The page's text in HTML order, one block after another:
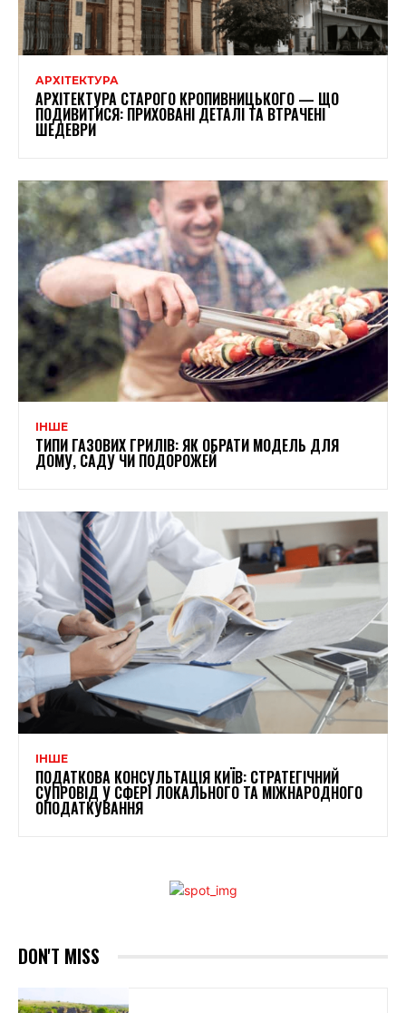
АРХІТЕКТУРА
АРХІТЕКТУРА СТАРОГО КРОПИВНИЦЬКОГО — ЩО
ПОДИВИТИСЯ: ПРИХОВАНІ ДЕТАЛІ ТА ВТРАЧЕНІ
ШЕДЕВРИ
ІНШЕ
ТИПИ ГАЗОВИХ ГРИЛІВ: ЯК ОБРАТИ МОДЕЛЬ ДЛЯ
ДОМУ, САДУ ЧИ ПОДОРОЖЕЙ
ІНШЕ
ПОДАТКОВА КОНСУЛЬТАЦІЯ КИЇВ: СТРАТЕГІЧНИЙ
СУПРОВІД У СФЕРІ ЛОКАЛЬНОГО ТА МІЖНАРОДНОГО
ОПОДАТКУВАННЯ
DON'T MISS